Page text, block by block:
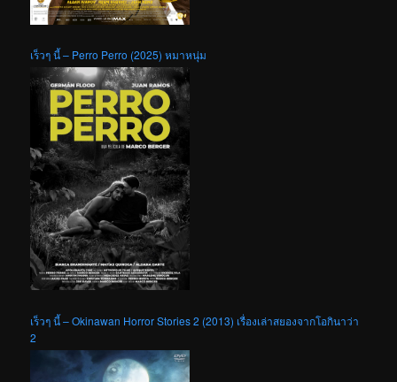
เร็วๆ นี้ – Perro Perro (2025) หมาหนุ่ม
เร็วๆ นี้ – Okinawan Horror Stories 2 (2013) เรื่องเล่าสยองจากโอกินาว่า
2